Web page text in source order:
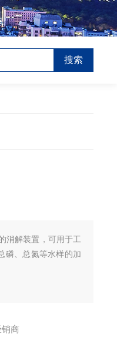
消解装置，可用于工
磷、总氮等水样的加
销商